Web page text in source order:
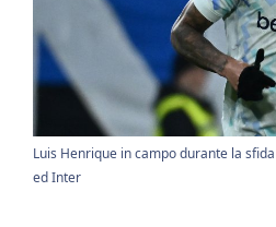
Luis Henrique in campo durante la
ed Inter